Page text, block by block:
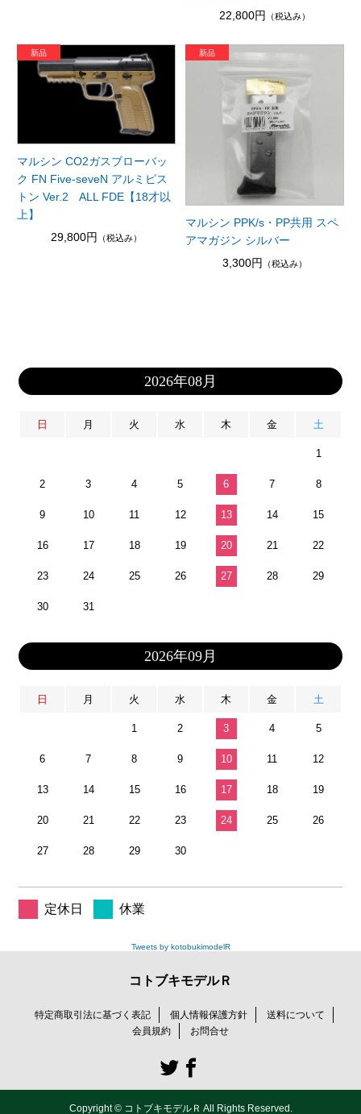
22,800円
（税込み）
マルシン CO2ガスブローバッ
ク FN Five-seveN アルミピス
トン Ver.2 ALL FDE【18才以
上】
29,800円
（税込み）
マルシン PPK/s・PP共用 スペ
アマガジン シルバー
3,300円
（税込み）
2026年08月
日 月 火 水 木 金 土
1
2 3 4 5 6 7 8
9 10 11 12 13 14 15
16 17 18 19 20 21 22
23 24 25 26 27 28 29
30 31
2026年09月
日 月 火 水 木 金 土
1 2 3 4 5
6 7 8 9 10 11 12
13 14 15 16 17 18 19
20 21 22 23 24 25 26
27 28 29 30
定休日 休業
Tweets by kotobukimodelR
コトブキモデルＲ
特定商取引法に基づく表記 個人情報保護方針
送料について
会員規約
お問合せ
Copyright © コトブキモデルＲ All Rights Reserved.